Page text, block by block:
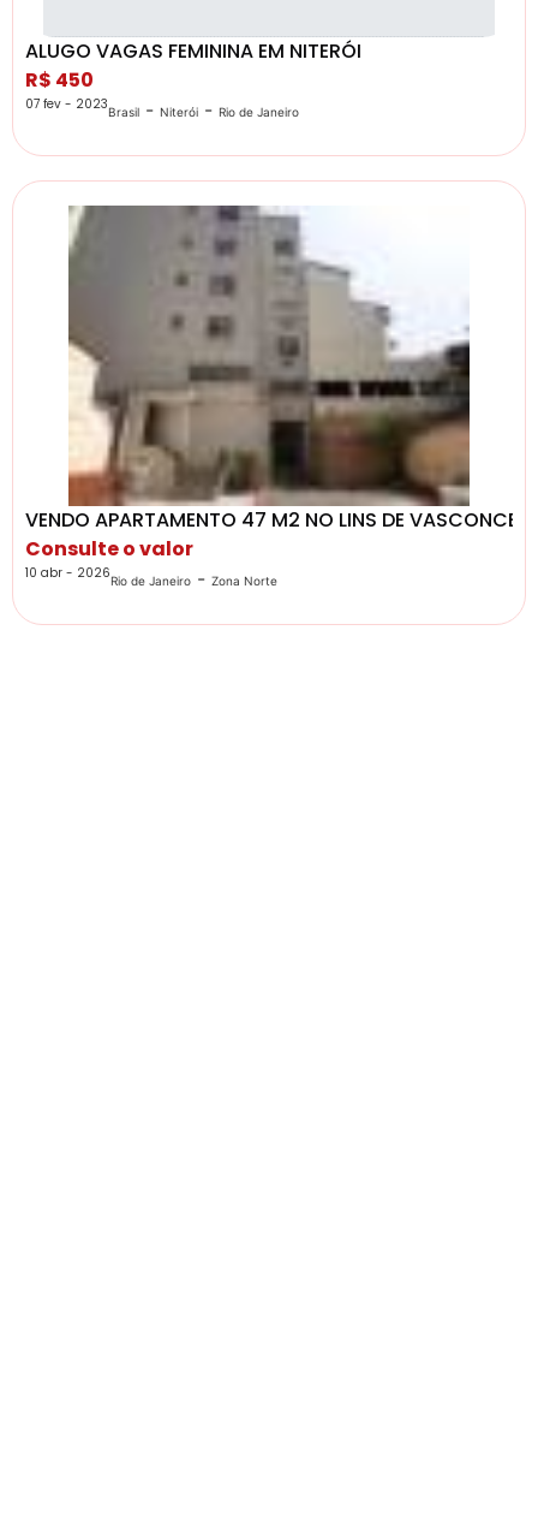
ALUGO VAGAS FEMININA EM NITERÓI
R$ 450
07 fev - 2023Brasil - Niterói - Rio de Janeiro
VENDO APARTAMENTO 47 M2 NO LINS DE
Consulte o valor
10 abr - 2026Rio de Janeiro - Zona Norte